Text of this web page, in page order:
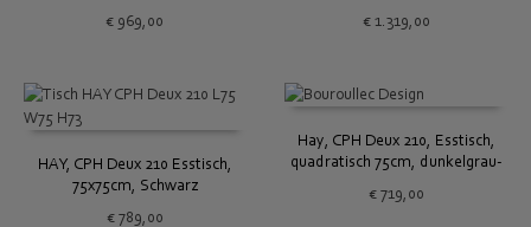
€ 969,00
€1.319,00
HAY, CPH Deux 210 Esstisch,
75x75cm, Schwarz
€789,00
Hay, CPH Deux 210, Esstisch,
quadratisch 75cm, dunkelgrau-
€719,00